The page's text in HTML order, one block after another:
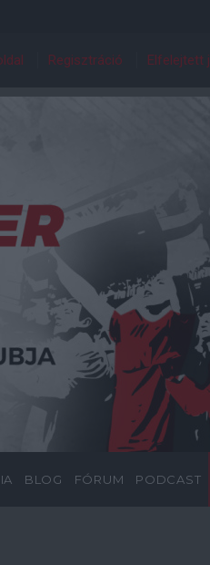
Regisztráció Elfelejtett
BLOG FÓRUM PODCAST